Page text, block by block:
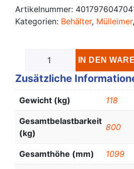
Artikelnummer:
Kategorien: Behälter, Mülleimer,
IN DEN
Zusätzliche
Gewicht (kg) 118
Gesamtbelastbarkeit
(kg)
800
Gesamthöhe (mm) 1099